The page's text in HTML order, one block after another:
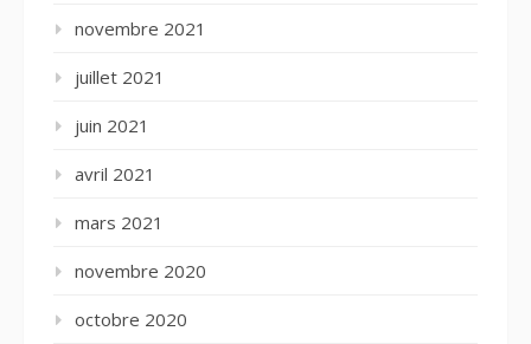
novembre 2021
juillet 2021
juin 2021
avril 2021
mars 2021
novembre 2020
octobre 2020